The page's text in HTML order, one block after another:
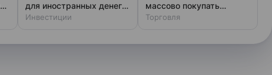
для иностранных денег:
новые правила игры
Инвестиции
массово покупать
арбузы и дыни до пика
Торговля